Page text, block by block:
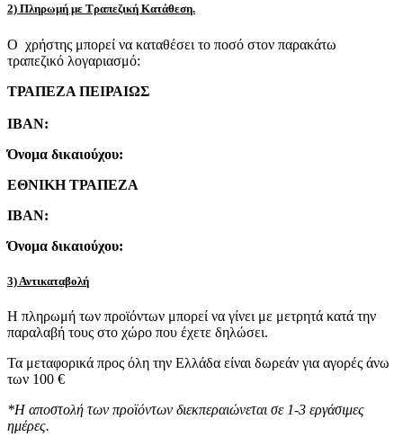
2) Πληρωμή με Τραπεζική Κατάθεση.
Ο χρήστης μπορεί να καταθέσει το ποσό στον παρακάτω
τραπεζικό λογαριασμό:
ΤΡΑΠΕΖΑ ΠΕΙΡΑΙΩΣ
IBAN:
Όνομα δικαιούχου:
ΕΘΝΙΚΗ ΤΡΑΠΕΖΑ
IBAN:
Όνομα δικαιούχου:
3) Αντικαταβολή
Η πληρωμή των προϊόντων μπορεί να γίνει με μετρητά κατά την
παραλαβή τους στο χώρο που έχετε δηλώσει.
Τα μεταφορικά προς όλη την Ελλάδα είναι δωρεάν για αγορές άνω
των 100 €
*Η αποστολή των προϊόντων διεκπεραιώνεται σε 1-3 εργάσιμες
ημέρες.